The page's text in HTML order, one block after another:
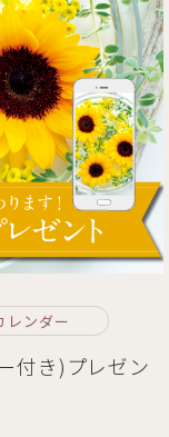
レンダー
付き)プレゼン